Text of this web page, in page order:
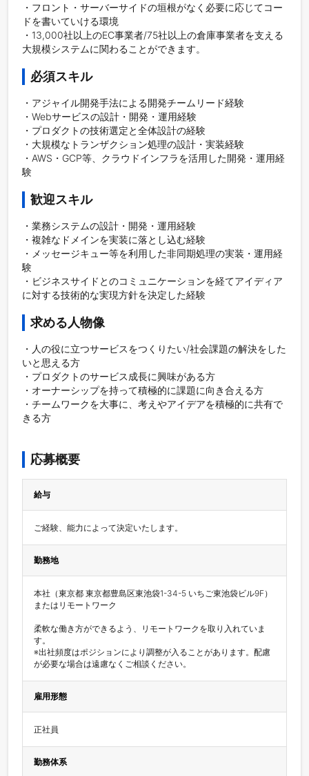
・フロント・サーバーサイドの垣根がなく必要に応じてコー
ドを書いていける環境
・13,000社以上のEC事業者/75社以上の倉庫事業者を支える
必須スキル
・アジャイル開発手法による開発チームリード経験
・Webサービスの設計・開発・運用経験
・プロダクトの技術選定と全体設計の経験
・大規模なトランザクション処理の設計・実装経験
・AWS・GCP等、クラウドインフラを活用した開発・運用経
験
歓迎スキル
・業務システムの設計・開発・運用経験
・複雑なドメインを実装に落とし込む経験
・メッセージキュー等を利用した非同期処理の実装・運用経
験
・ビジネスサイドとのコミュニケーションを経てアイディア
に対する技術的な実現方針を決定した経験
求める人物像
・人の役に立つサービスをつくりたい/社会課題の解決をした
いと思える方
・プロダクトのサービス成長に興味がある方
・オーナーシップを持って積極的に課題に向き合える方
・チームワークを大事に、考えやアイデアを積極的に共有で
きる方
応募概要
給与
ご経験、能力によって決定いたします。
勤務地
本社（東京都 東京都豊島区東池袋1-34-5 いちご東池袋ビル9F）
またはリモートワーク
柔軟な働き方ができるよう、リモートワークを取り入れていま
す。
※出社頻度はポジションにより調整が入ることがあります。配慮
が必要な場合は遠慮なくご相談ください。
雇用形態
正社員
勤務体系